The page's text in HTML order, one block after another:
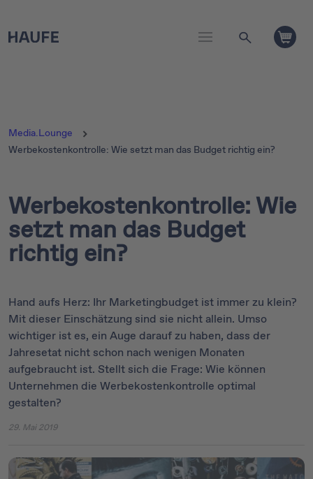
Media.Lounge
Werbekostenkontrolle: Wie setzt man das Budget richtig ein?
Werbekostenkontrolle: Wie
setzt man das Budget
richtig ein?
Hand aufs Herz: Ihr Marketingbudget ist immer zu klein?
Mit dieser Einschätzung sind sie nicht allein. Umso
wichtiger ist es, ein Auge darauf zu haben, dass der
Jahresetat nicht schon nach wenigen Monaten
aufgebraucht ist. Stellt sich die Frage: Wie können
Unternehmen die Werbekostenkontrolle optimal
gestalten?
29. Mai 2019